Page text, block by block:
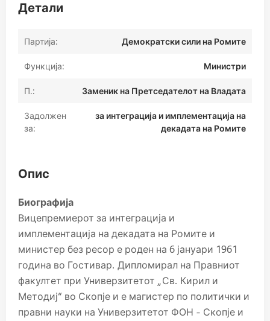
Детали
Партија: Демократски сили на Ромите
Функција: Министри
П.: Заменик на Претседателот на Владата
Задолжен
за:
за интеграција и имплементација на
декадата на Ромите
Опис
Биографија
Вицепремиерот за интеграција и
имплементација на декадата на Ромите и
министер без ресор е роден на 6 јануари 1961
година во Гостивар. Дипломирал на Правниот
факултет при Универзитетот „Св. Кирил и
Методиј“ во Скопје и е магистер по политички и
правни науки на Универзитетот ФОН – Скопје и